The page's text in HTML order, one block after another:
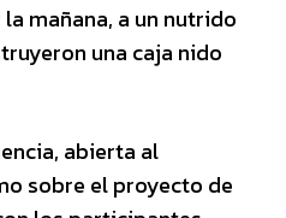
mañana, a un nutrido
una caja nido
abierta al
sobre el proyecto de